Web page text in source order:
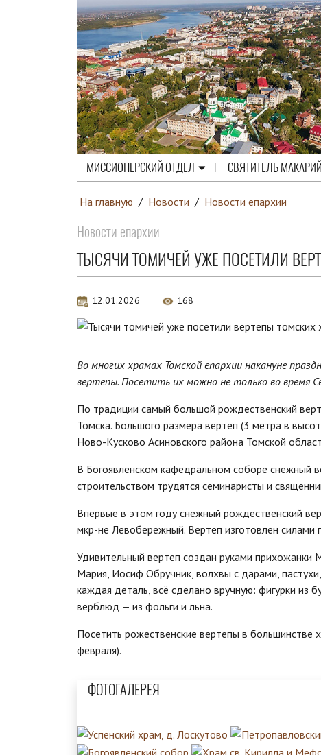
МИССИОНЕРСКИЙ ОТДЕЛ СВЯТИТЕЛЬ МАКАРИЙ
На главную / Новости / Новости епархии
Новости епархии
ТЫСЯЧИ ТОМИЧЕЙ УЖЕ ПОСЕТИЛИ
12.01.2026 168
Во многих храмах Томской епархии накануне
вертепы. Посетить их можно не только во время
По традиции самый большой рождественский
Томска. Большого размера вертеп (3 метра в
Ново-Кусково Асиновского района Томской
В Богоявленском кафедральном соборе снежный
строительством трудятся семинаристы и
Впервые в этом году снежный рождественский
мкр-не Левобережный. Вертеп изготовлен силами
Удивительный вертеп создан руками прихожанки
Мария, Иосиф Обручник, волхвы с дарами,
каждая деталь, всё сделано вручную: фигурки из
верблюд — из фольги и льна.
Посетить рожественские вертепы в
февраля).
ФОТОГАЛЕРЕЯ